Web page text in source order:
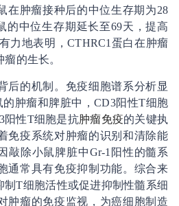
在肿瘤接种后的中位生存期为28
的中位生存期延长至69天，提高
力地表明，CTHRC1蛋白在肿瘤
的生长。
后的机制。免疫细胞谱系分析显
的肿瘤和脾脏中，CD3阳性T细胞
阳性T细胞是抗肿瘤免疫的关键执
免疫系统对肿瘤的识别和清除能
敲除小鼠脾脏中Gr-1阳性的髓系
通常具有免疫抑制功能。综合来
制T细胞活性或促进抑制性髓系细
肿瘤的免疫监视，为癌细胞制造